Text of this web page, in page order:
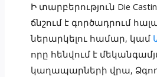
Ի տարբերություն Die
ճնշում է գործադրում
ներարկելու համար, կամ
որը հենվում է
կաղապարների վրա,